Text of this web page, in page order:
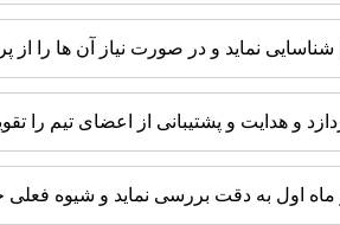
نماید و در صورت نیاز آن ها را از
و هدایت و پشتیبانی از اعضای تیم را
اول به دقت بررسی نماید و شیوه فعلی